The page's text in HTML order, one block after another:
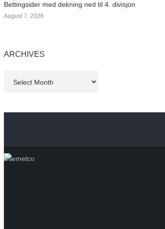
Bettingsider med dekning ned til 4. divisjon
August 7, 2026
ARCHIVES